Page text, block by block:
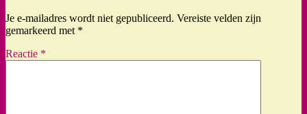
Je e-mailadres wordt niet gepubliceerd. Vereiste velden zijn
gemarkeerd met *
Reactie *